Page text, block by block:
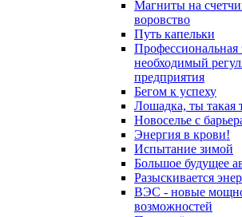
Магниты на
воровство
Путь капельки
Профессиональная
необходимый
предприятия
Бегом к успеху
Лошадка, ты такая
Новоселье с
Энергия в крови!
Испытание зимой
Большое будущее
Разыскивается
ВЭС - новые
возможностей